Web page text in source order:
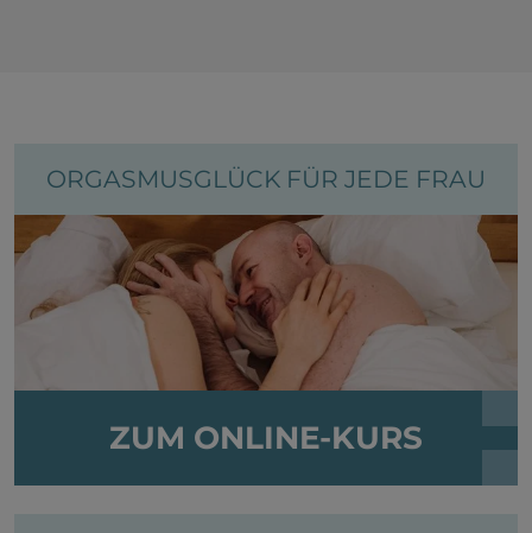
ORGASMUSGLÜCK FÜR JEDE FRAU
ZUM ONLINE-KURS